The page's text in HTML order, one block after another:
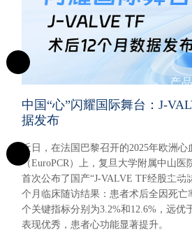
产
企
中国“心”闪耀国际舞台：J-
据发布
近日，在法国巴黎召开的2025年欧洲
（EuroPCR）上，复旦大学附属中山医
首次公布了国产“J-VALVE TF经股主动
个月临床随访结果：患者术后全因死亡
个关键指标分别为3.2%和12.6%，远优
表现优秀，患者心功能显著提升。